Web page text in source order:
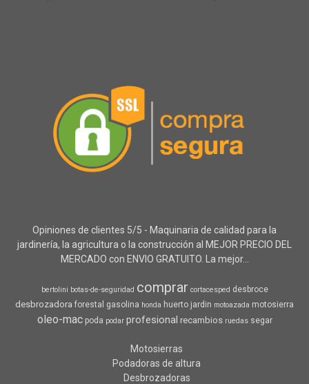
Opiniones de clientes 5/5 - Maquinaria de calidad para la
jardinería, la agricultura o la construcción al MEJOR PRECIO DEL
MERCADO con ENVIO GRATUITO. La mejor...
bertolini botas-de-seguridad comprar cortacesped desbroce
desbrozadora forestal gasolina honda huerto jardin motoazada motosierra
oleo-mac poda podar profesional recambios ruedas segar
Motosierras
Podadoras de altura
Desbrozadoras